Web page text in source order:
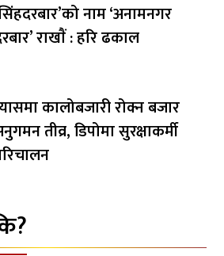
नाम ‘अनामनगर
राखाैं : हरि ढकाल
कालोबजारी रोक्न बजार
तीव्र, डिपोमा सुरक्षाकर्मी